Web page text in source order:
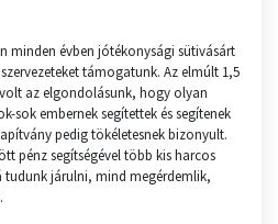
minden évben jótékonysági sütivásárt
támogatunk. Az elmúlt 1,5
az elgondolásunk, hogy olyan
sok embernek segítettek és segítenek
pedig tökéletesnek bizonyult.
pénz segítségével több kis harcos
járulni, mind megérdemlik,